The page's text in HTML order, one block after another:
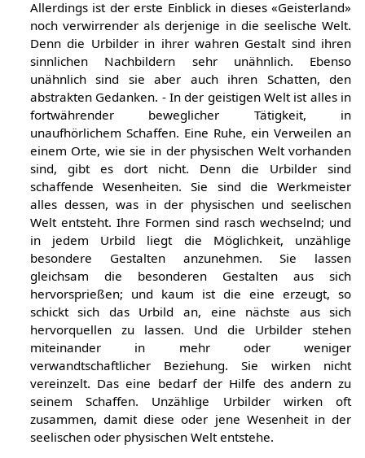
Allerdings ist der erste Einblick in dieses «Geisterland»
noch verwirrender als derjenige in die seelische Welt.
Denn die Urbilder in ihrer wahren Gestalt sind ihren
sinnlichen Nachbildern sehr unähnlich. Ebenso
unähnlich sind sie aber auch ihren Schatten, den
abstrakten Gedanken. - In der geistigen Welt ist alles in
fortwährender beweglicher Tätigkeit, in
unaufhörlichem Schaffen. Eine Ruhe, ein Verweilen an
einem Orte, wie sie in der physischen Welt vorhanden
sind, gibt es dort nicht. Denn die Urbilder sind
schaffende Wesenheiten. Sie sind die Werkmeister
alles dessen, was in der physischen und seelischen
Welt entsteht. Ihre Formen sind rasch wechselnd; und
in jedem Urbild liegt die Möglichkeit, unzählige
besondere Gestalten anzunehmen. Sie lassen
gleichsam die besonderen Gestalten aus sich
hervorsprießen; und kaum ist die eine erzeugt, so
schickt sich das Urbild an, eine nächste aus sich
hervorquellen zu lassen. Und die Urbilder stehen
miteinander in mehr oder weniger
verwandtschaftlicher Beziehung. Sie wirken nicht
vereinzelt. Das eine bedarf der Hilfe des andern zu
seinem Schaffen. Unzählige Urbilder wirken oft
zusammen, damit diese oder jene Wesenheit in der
seelischen oder physischen Welt entstehe.